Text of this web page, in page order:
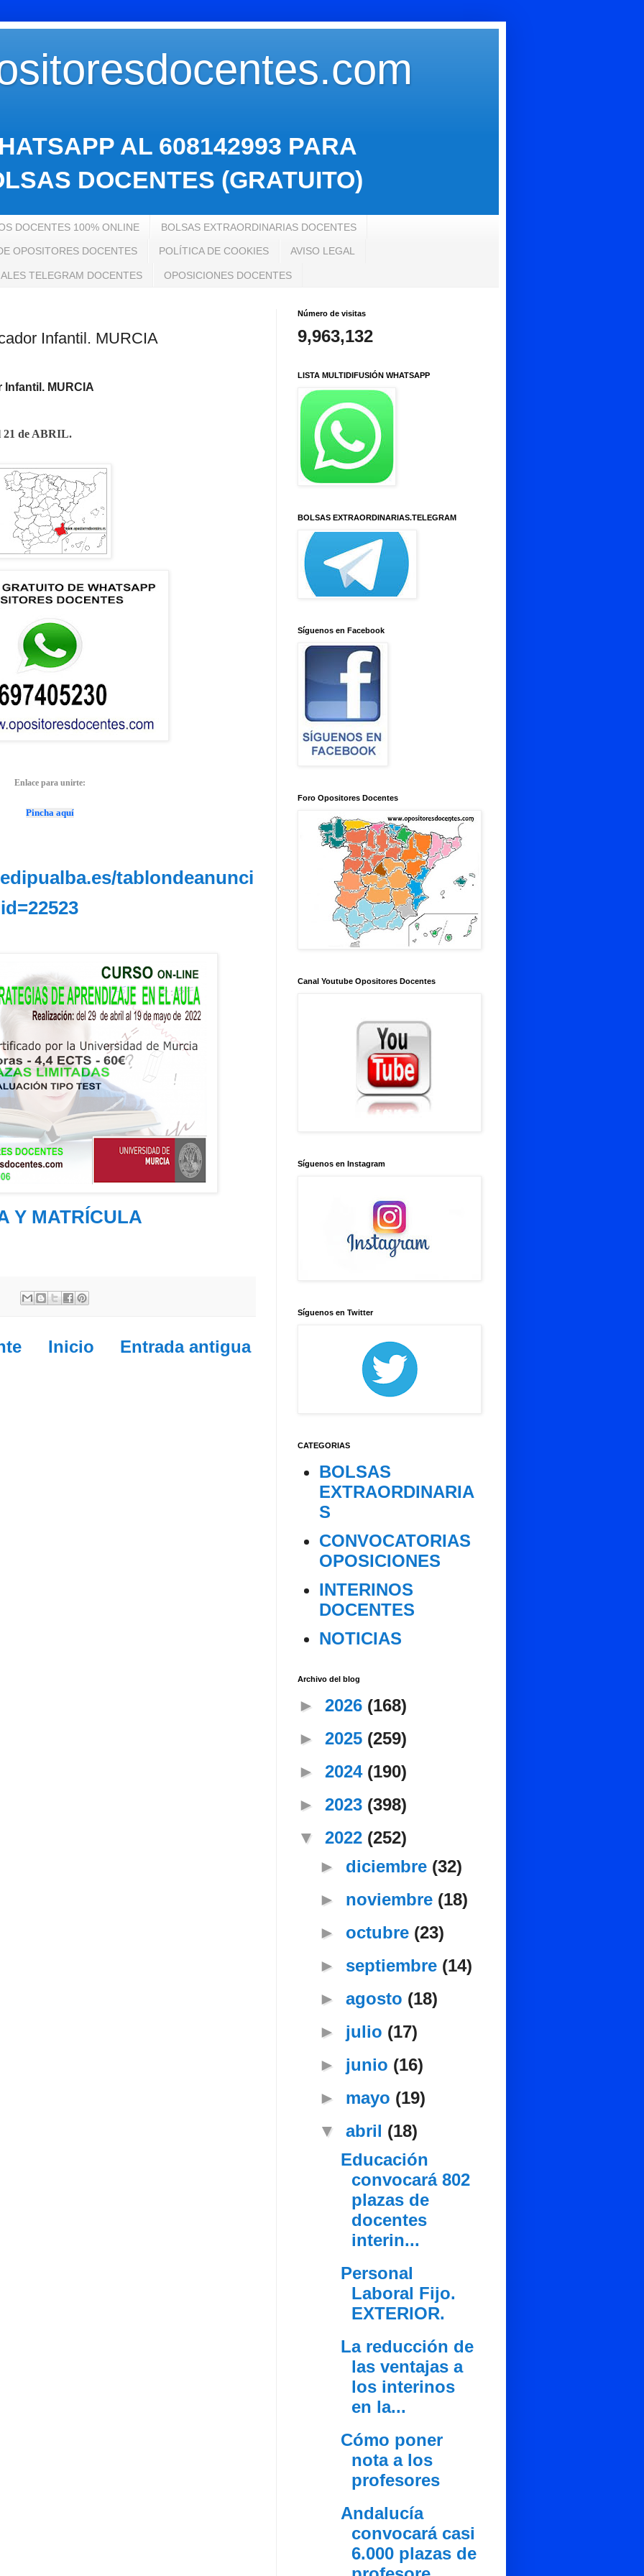
AL 608142993 PARA
DOCENTES (GRATUITO)
DOCENTES 100% ONLINE BOLSAS EXTRAORDINARIAS DOCENTES
OPOSITORES DOCENTES POLÍTICA DE COOKIES AVISO LEGAL
TELEGRAM DOCENTES OPOSICIONES DOCENTES
Infantil. MURCIA
MURCIA
21 de ABRIL.
Enlace para unirte:
Pincha aquí
tablondeanunci
Y MATRÍCULA
Entrada antigua
Inicio
Número de visitas
9,963,132
LISTA MULTIDIFUSIÓN WHATSAPP
BOLSAS EXTRAORDINARIAS.TELEGRAM
Síguenos en Facebook
Foro Opositores Docentes
Canal Youtube Opositores Docentes
Síguenos en Instagram
Síguenos en Twitter
CATEGORIAS
BOLSAS
EXTRAORDINARIA
S
CONVOCATORIAS
OPOSICIONES
INTERINOS
DOCENTES
NOTICIAS
Archivo del blog
► 2026 (168)
► 2025 (259)
► 2024 (190)
► 2023 (398)
▼ 2022 (252)
► diciembre (32)
► noviembre (18)
► octubre (23)
► septiembre (14)
► agosto (18)
► julio (17)
► junio (16)
► mayo (19)
▼ abril (18)
Educación
convocará 802
plazas de
docentes
interin...
Personal
Laboral Fijo.
EXTERIOR.
La reducción de
las ventajas a
los interinos
en la...
Cómo poner
nota a los
profesores
Andalucía
convocará casi
6.000 plazas de